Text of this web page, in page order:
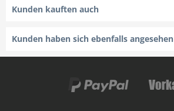
Kunden kauften auch
Kunden haben sich ebenfalls angesehen